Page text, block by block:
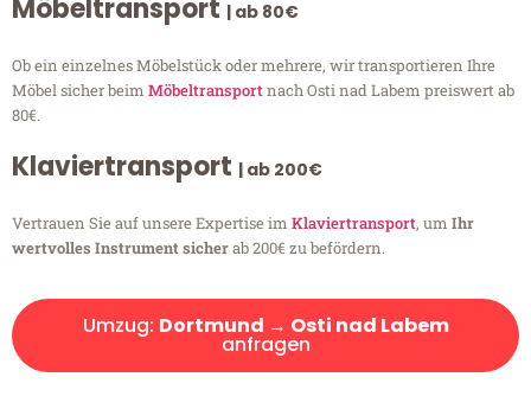
Möbeltransport | ab 80€
Ob ein einzelnes Möbelstück oder mehrere, wir transportieren Ihre
Möbel sicher beim Möbeltransportnach Osti nad Labem preiswert ab
80€.
Klaviertransport | ab 200€
Vertrauen Sie auf unsere Expertise im Klaviertransport, um Ihr
wertvolles Instrument sicherab 200€ zu befördern.
Umzug: Dortmund → Osti nad Labem
anfragen